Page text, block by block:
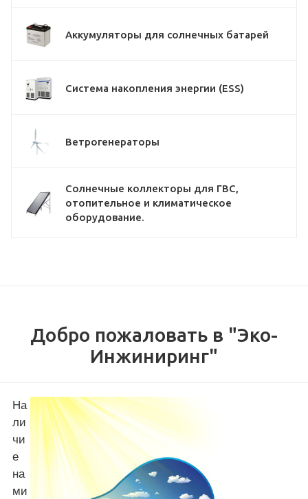
Аккумуляторы для солнечных батарей
Система накопления энергии (ESS)
Ветрогенераторы
Солнечные коллекторы для ГВС,
отопительное и климатическое
оборудование.
Добро пожаловать в "Эко-
Инжиниринг"
На
ли
чи
е
на
ми